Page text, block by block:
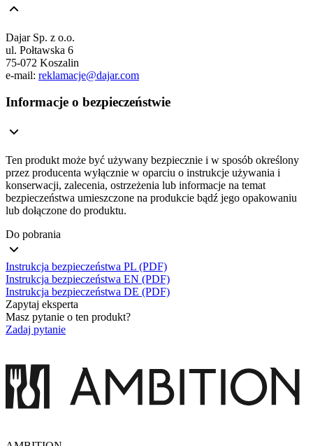
Dajar Sp. z o.o.
ul. Połtawska 6
75-072 Koszalin
e-mail: reklamacje@dajar.com
Informacje o bezpieczeństwie
Ten produkt może być używany bezpiecznie i w sposób określony
przez producenta wyłącznie w oparciu o instrukcje używania i
konserwacji, zalecenia, ostrzeżenia lub informacje na temat
bezpieczeństwa umieszczone na produkcie bądź jego opakowaniu
lub dołączone do produktu.
Do pobrania
Instrukcja bezpieczeństwa PL (PDF)
Instrukcja bezpieczeństwa EN (PDF)
Instrukcja bezpieczeństwa DE (PDF)
Zapytaj eksperta
Masz pytanie o ten produkt?
Zadaj pytanie